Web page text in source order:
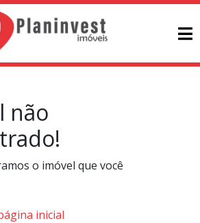
não
o imóvel que você
inicial